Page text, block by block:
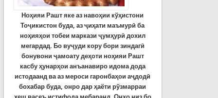
Ноҳияи Рашт яке аз навоҳии кўҳистони
Тоҷикистон буда, аз ҷиҳати маъмурӣ ба
ноҳияҳои тобеи маркази ҷумҳурӣ дохил
мегардад. Бо вуҷуди кору бори зиндагӣ
бонувони ҷамоату деҳоти ноҳияи Рашт
касбу ҳунарҳои анъанавиро идома дода
истодаанд ва аз мероси гаронбаҳои аҷдодӣ
бохабар буда, онро дар ҳаёти рўзмарраи